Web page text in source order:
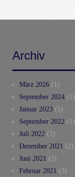
Archiv
März 2026 (1)
September 2024 (1)
Januar 2023 (1)
September 2022 (1)
Juli 2022 (2)
Dezember 2021 (2)
Juni 2021 (2)
Februar 2021 (3)